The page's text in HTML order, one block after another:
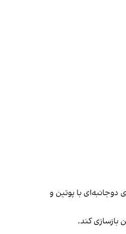
با پوتین و
بازسازی کند.